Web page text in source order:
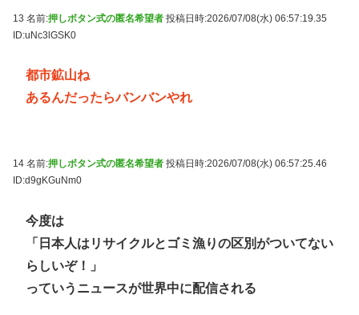
13 名前:押しボタン式の匿名希望者 投稿日時:2026/07/08(水) 06:57:19.35
ID:uNc3lGSK0
都市鉱山ね
あるんだったらバンバンやれ
14 名前:押しボタン式の匿名希望者 投稿日時:2026/07/08(水) 06:57:25.46
ID:d9gKGuNm0
今度は
「日本人はリサイクルとゴミ漁りの区別がついてない
らしいぞ！」
っていうニュースが世界中に配信される